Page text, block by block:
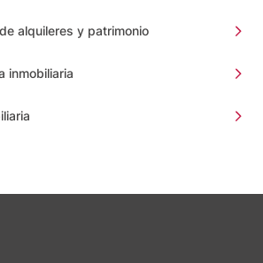
alquileres y patrimonio
inmobiliaria